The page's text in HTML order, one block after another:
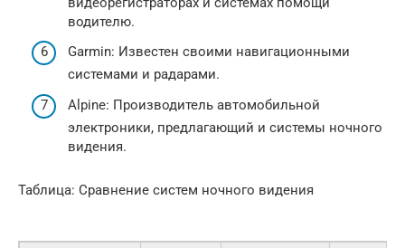
водителю.
Garmin: Известен своими навигационными
системами и радарами.
Alpine: Производитель автомобильной
электроники, предлагающий и системы ночного
видения.
Таблица: Сравнение систем ночного видения